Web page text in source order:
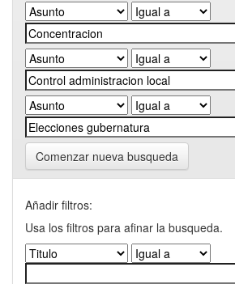
Comenzar nueva busqueda
Añadir filtros:
Usa los filtros para afinar la busqueda.